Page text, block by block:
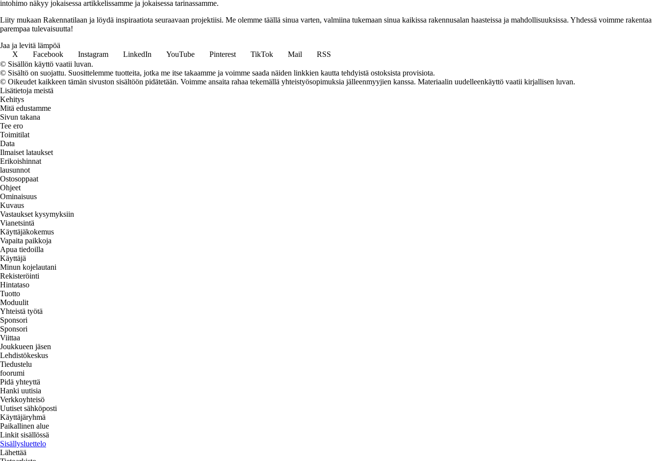
intohimo näkyy jokaisessa artikkelissamme ja jokaisessa tarinassamme.
Liity mukaan Rakennatilaan ja löydä inspiraatiota seuraavaan projektiisi. Me olemme täällä sinua varten, valmiina tukemaan sinua kaikissa rakennusalan haasteissa ja mahdollisuuksissa. Yhdessä voimme rakentaa
parempaa tulevaisuutta!
Jaa ja levitä lämpöä
X
Facebook Instagram LinkedIn YouTube Pinterest TikTok Mail
RSS
© Sisällön käyttö vaatii luvan.
© Sisältö on suojattu. Suosittelemme tuotteita, jotka me itse takaamme ja voimme saada näiden linkkien kautta tehdyistä ostoksista provisiota.
© Oikeudet kaikkeen tämän sivuston sisältöön pidätetään. Voimme ansaita rahaa tekemällä yhteistyösopimuksia jälleenmyyjien kanssa. Materiaalin uudelleenkäyttö vaatii kirjallisen luvan.
Lisätietoja meistä
Kehitys
Mitä edustamme
Sivun takana
Tee ero
Toimitilat
Data
Ilmaiset lataukset
Erikoishinnat
lausunnot
Ostosoppaat
Ohjeet
Ominaisuus
Kuvaus
Vastaukset kysymyksiin
Vianetsintä
Käyttäjäkokemus
Vapaita paikkoja
Apua tiedoilla
Käyttäjä
Minun kojelautani
Rekisteröinti
Hintataso
Tuotto
Moduulit
Yhteistä työtä
Sponsori
Sponsori
Viittaa
Joukkueen jäsen
Lehdistökeskus
Tiedustelu
foorumi
Pidä yhteyttä
Hanki uutisia
Verkkoyhteisö
Uutiset sähköposti
Käyttäjäryhmä
Paikallinen alue
Linkit sisällössä
Sisällysluettelo
Lähettää